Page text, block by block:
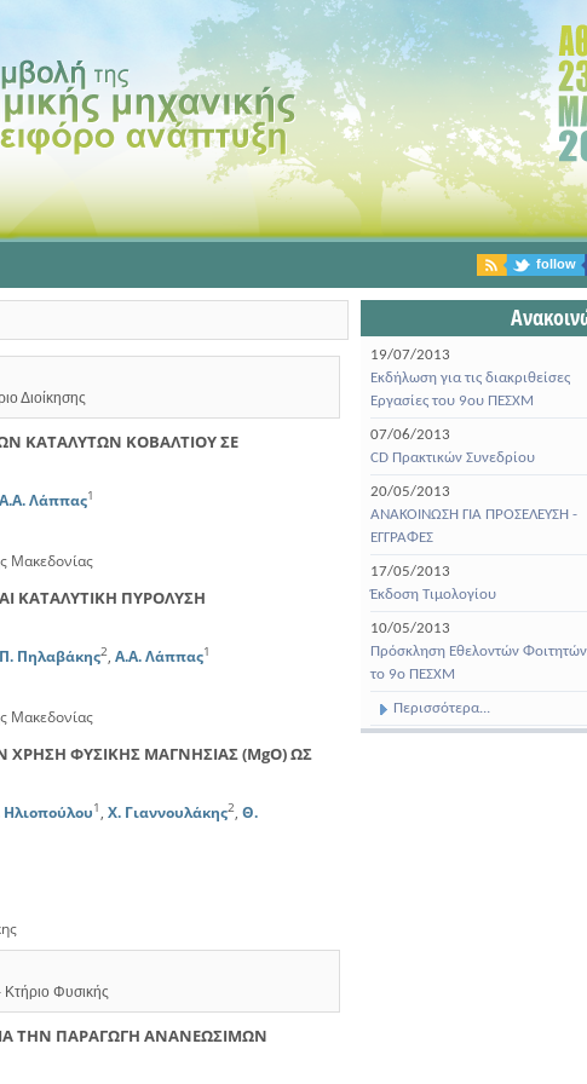
follow
Διοίκησης
ΚΑΤΑΛΥΤΩΝ ΚΟΒΑΛΤΙΟΥ ΣΕ
Α.Α. Λάππας1
Μακεδονίας
ΚΑΤΑΛΥΤΙΚΗ ΠΥΡΟΛΥΣΗ
Π. Πηλαβάκης2, Α.Α. Λάππας1
Μακεδονίας
ΦΥΣΙΚΗΣ ΜΑΓΝΗΣΙΑΣ (MgO) ΩΣ
Ηλιοπούλου1 , Χ. Γιαννουλάκης2, Θ.
Φυσικής
ΤΗΝ ΠΑΡΑΓΩΓΗ ΑΝΑΝΕΩΣΙΜΩΝ
19/07/2013
Εκδήλωση για τις διακριθείσες
Εργασίες του 9ου ΠΕΣΧΜ
07/06/2013
CD Πρακτικών Συνεδρίου
20/05/2013
ΑΝΑΚΟΙΝΩΣΗ ΓΙΑ ΠΡΟΣΕΛΕΥΣΗ -
ΕΓΓΡΑΦΕΣ
17/05/2013
Έκδοση Τιμολογίου
10/05/2013
Πρόσκληση Εθελοντών Φοιτητών
το 9ο ΠΕΣΧΜ
Περισσότερα...